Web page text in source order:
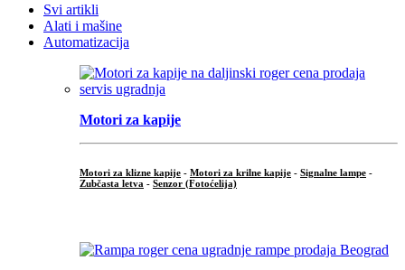
Svi artikli
Alati i mašine
Automatizacija
Motori za kapije
Motori za klizne kapije - Motori za krilne kapije - Signalne lampe -
Zubčasta letva - Senzor (Fotoćelija)